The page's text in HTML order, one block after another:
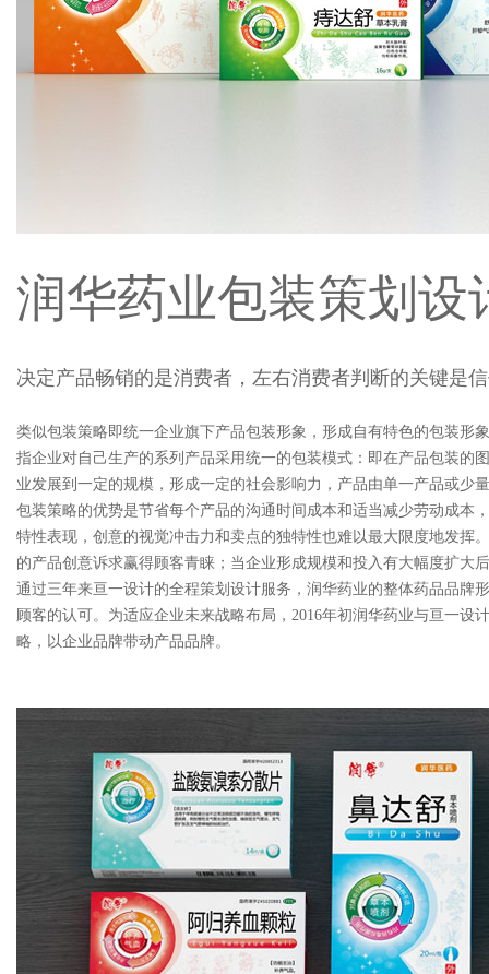
润华药业包装策划设
决定产品畅销的是消费者，左右消费者判断的关键是
类似包装策略即统一企业旗下产品包装形象，形成自有特色的包装形
指企业对自己生产的系列产品采用统一的包装模式：即在产品包装的
业发展到一定的规模，形成一定的社会影响力，产品由单一产品或
包装策略的优势是节省每个产品的沟通时间成本和适当减少劳动成本
特性表现，创意的视觉冲击力和卖点的独特性也难以最大限度地发挥
的产品创意诉求赢得顾客青睐；当企业形成规模和投入有大幅度扩
通过三年来亘一设计的全程策划设计服务，润华药业的整体药品品牌
顾客的认可。为适应企业未来战略布局，2016年初润华药业与亘一
略，以企业品牌带动产品品牌。